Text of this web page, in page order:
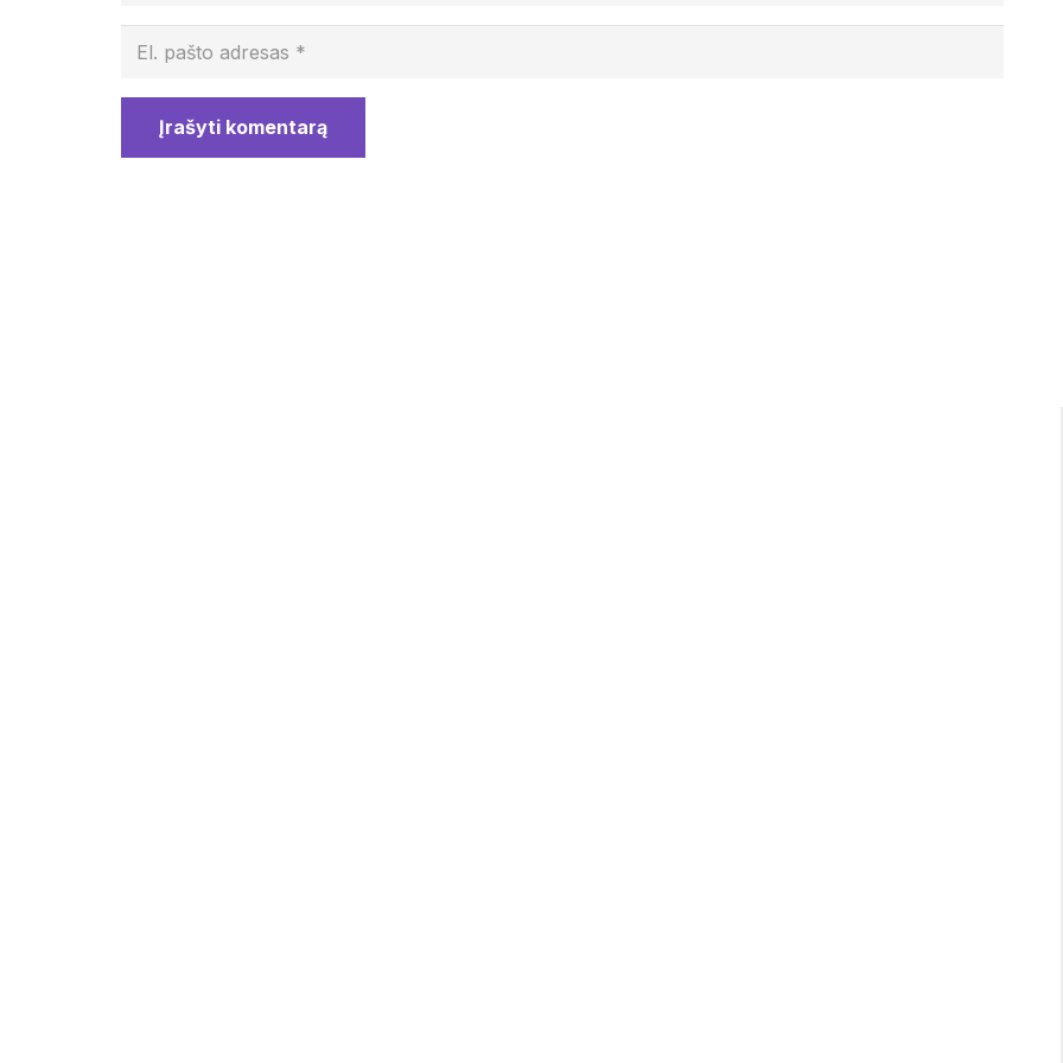
Įrašyti komentarą